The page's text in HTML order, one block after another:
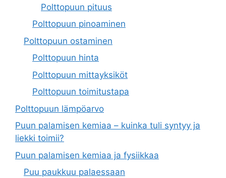
Polttopuun pituus
Polttopuun pinoaminen
Polttopuun ostaminen
Polttopuun hinta
Polttopuun mittayksiköt
Polttopuun toimitustapa
Polttopuun lämpöarvo
Puun palamisen kemiaa – kuinka tuli syntyy ja
liekki toimii?
Puun palamisen kemiaa ja fysiikkaa
Puu paukkuu palaessaan